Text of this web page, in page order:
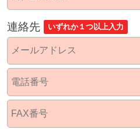
連絡先 いずれか１つ以上入力